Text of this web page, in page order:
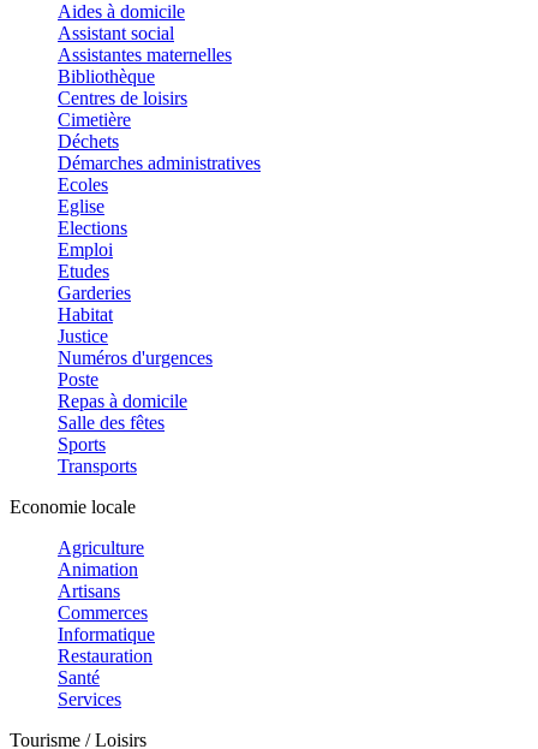
Aides à domicile
Assistant social
Assistantes maternelles
Bibliothèque
Centres de loisirs
Cimetière
Déchets
Démarches administratives
Ecoles
Eglise
Elections
Emploi
Etudes
Garderies
Habitat
Justice
Numéros d'urgences
Poste
Repas à domicile
Salle des fêtes
Sports
Transports
Economie locale
Agriculture
Animation
Artisans
Commerces
Informatique
Restauration
Santé
Services
Tourisme / Loisirs